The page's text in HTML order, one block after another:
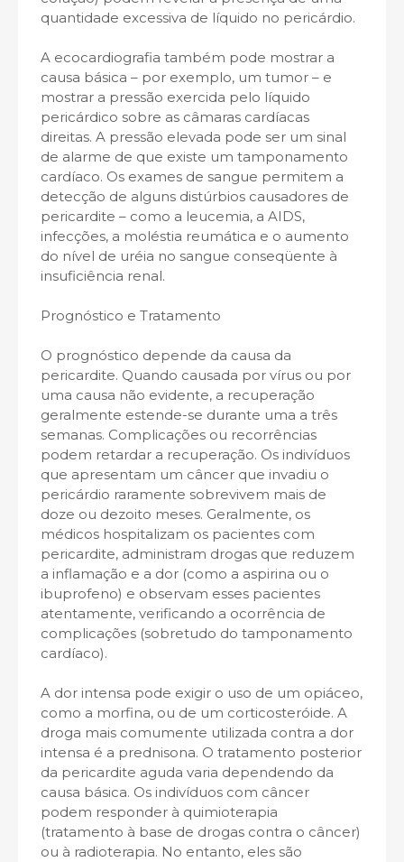
quantidade excessiva de líquido no pericárdio.
A ecocardiografia também pode mostrar a
causa básica – por exemplo, um tumor – e
mostrar a pressão exercida pelo líquido
pericárdico sobre as câmaras cardíacas
direitas. A pressão elevada pode ser um sinal
de alarme de que existe um tamponamento
cardíaco. Os exames de sangue permitem a
detecção de alguns distúrbios causadores de
pericardite – como a leucemia, a AIDS,
infecções, a moléstia reumática e o aumento
do nível de uréia no sangue conseqüente à
insuficiência renal.
Prognóstico e Tratamento
O prognóstico depende da causa da
pericardite. Quando causada por vírus ou por
uma causa não evidente, a recuperação
geralmente estende-se durante uma a três
semanas. Complicações ou recorrências
podem retardar a recuperação. Os indivíduos
que apresentam um câncer que invadiu o
pericárdio raramente sobrevivem mais de
doze ou dezoito meses. Geralmente, os
médicos hospitalizam os pacientes com
pericardite, administram drogas que reduzem
a inflamação e a dor (como a aspirina ou o
ibuprofeno) e observam esses pacientes
atentamente, verificando a ocorrência de
complicações (sobretudo do tamponamento
cardíaco).
A dor intensa pode exigir o uso de um opiáceo,
como a morfina, ou de um corticosteróide. A
droga mais comumente utilizada contra a dor
intensa é a prednisona. O tratamento posterior
da pericardite aguda varia dependendo da
causa básica. Os indivíduos com câncer
podem responder à quimioterapia
(tratamento à base de drogas contra o câncer)
ou à radioterapia. No entanto, eles são